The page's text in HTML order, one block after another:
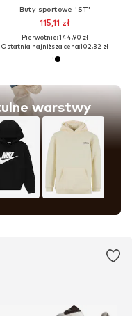
warstwy
Buty sportowe 'ST'
115,11 zł
Pierwotnie: 144,90 zł
Ostatnia najniższa cena:102,32 zł